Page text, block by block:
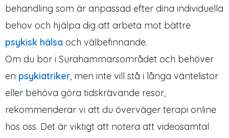
behandling som är anpassad efter dina individuella
behov och hjälpa dig att arbeta mot bättre
psykisk hälsa och välbefinnande.
Om du bor i Surahammarsområdet och behöver
en psykiatriker, men inte vill stå i långa väntelistor
eller behöva göra tidskrävande resor,
rekommenderar vi att du överväger terapi online
hos oss. Det är viktigt att notera att videosamtal